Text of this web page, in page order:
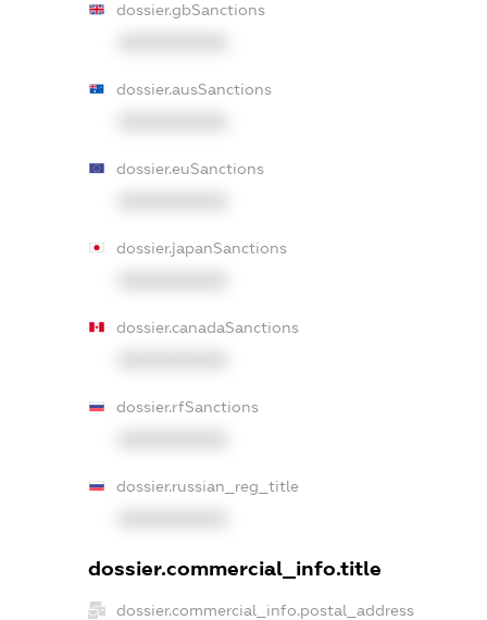
dossier.gbSanctions
dossier.ausSanctions
dossier.euSanctions
dossier.japanSanctions
dossier.canadaSanctions
dossier.rfSanctions
dossier.russian_reg_title
dossier.commercial_info.title
dossier.commercial_info.postal_address